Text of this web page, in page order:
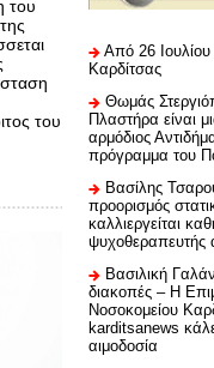
του
του
Από 26
Καρδίτσας
Θωμάς
Πλαστήρα είναι
αρμόδιος
πρόγραμμα του
Βασίλης
προορισμός
καλλιεργείται
ψυχοθεραπευτής
Βασιλική
διακοπές – Η
Νοσοκομείου
karditsanews
αιμοδοσία